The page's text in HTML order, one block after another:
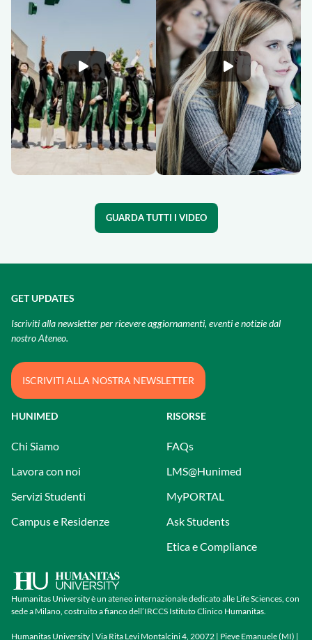
GUARDA TUTTI I VIDEO
Humanitas University è un ateneo internazionale dedicato alle Life Sciences, con
sede a Milano, costruito a fianco dell’IRCCS Istituto Clinico Humanitas.
Humanitas University | Via Rita Levi Montalcini 4, 20072 | Pieve Emanuele (MI) |
HUNIMED
Chi Siamo
Lavora con noi
Servizi Studenti
Campus e Residenze
RISORSE
FAQs
LMS@Hunimed
MyPORTAL
Ask Students
Etica e Compliance
GET UPDATES
Iscriviti alla newsletter per ricevere aggiornamenti, eventi e notizie dal
nostro Ateneo.
ISCRIVITI ALLA NOSTRA NEWSLETTER